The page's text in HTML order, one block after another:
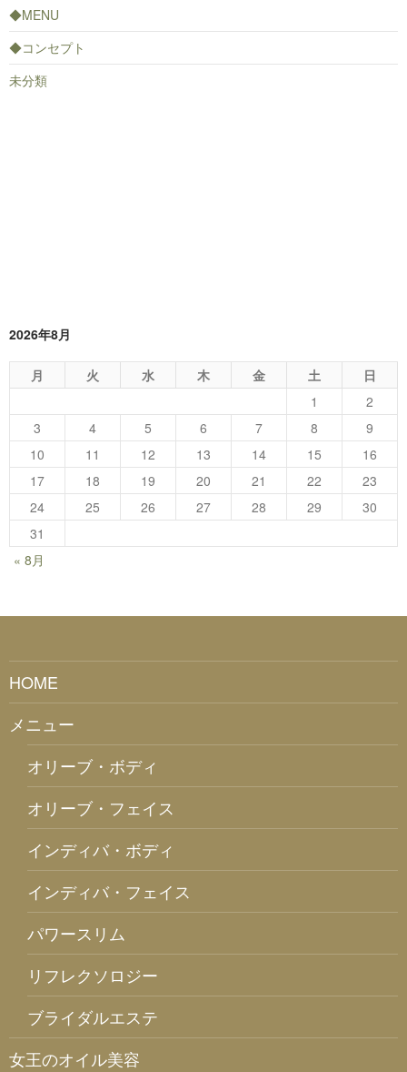
◆MENU
◆コンセプト
未分類
2026年8月
月 火 水 木 金 土
日
1
2
3
4 5 6 7 8
9
10
11 12 13 14 15
16
17
18 19 20 21 22
23
24
25 26 27 28 29
30
31
« 8月
HOME
メニュー
オリーブ・ボディ
オリーブ・フェイス
インディバ・ボディ
インディバ・フェイス
パワースリム
リフレクソロジー
ブライダルエステ
女王のオイル美容